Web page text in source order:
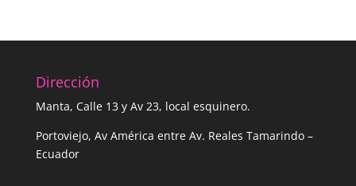
Dirección
Manta, Calle 13 y Av 23, local esquinero.
Portoviejo, Av América entre Av. Reales Tamarindo –
Ecuador